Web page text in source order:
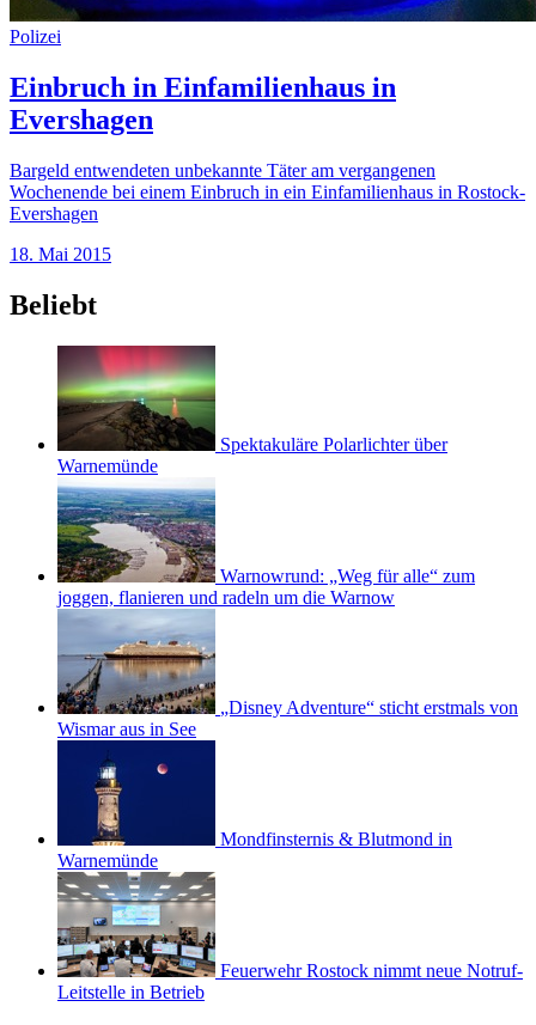
Polizei
Einbruch in Einfamilienhaus in
Evershagen
Bargeld entwendeten unbekannte Täter am vergangenen
Wochenende bei einem Einbruch in ein Einfamilienhaus in Rostock-
Evershagen
18. Mai 2015
Beliebt
Spektakuläre Polarlichter über
Warnemünde
Warnowrund: „Weg für alle“ zum
joggen, flanieren und radeln um die Warnow
„Disney Adventure“ sticht erstmals von
Wismar aus in See
Mondfinsternis & Blutmond in
Warnemünde
Feuerwehr Rostock nimmt neue Notruf-
Leitstelle in Betrieb